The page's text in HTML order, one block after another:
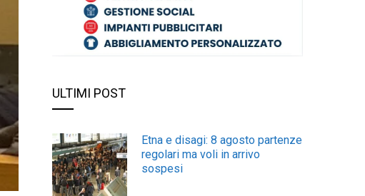
ULTIMI POST
Etna e disagi: 8 agosto partenze
regolari ma voli in arrivo
sospesi